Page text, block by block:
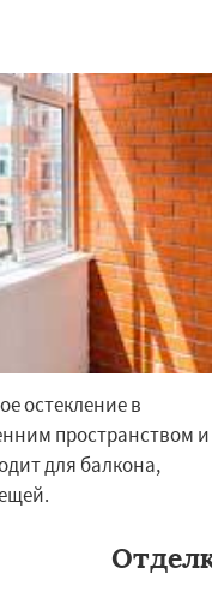
Михнево
Правдинский
Свердловск
Томилино Тучково
Фосфоритный
Черусти
остекление в
пространством и
для балкона,
Даю согласие на